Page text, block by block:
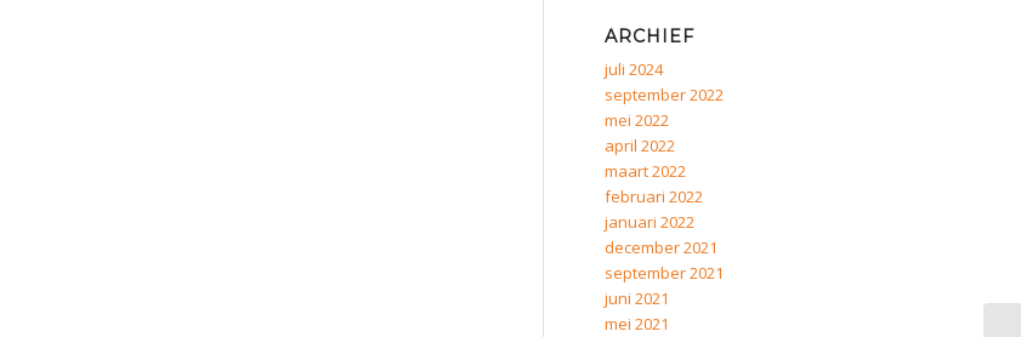
ARCHIEF
juli 2024
september 2022
mei 2022
april 2022
maart 2022
februari 2022
januari 2022
december 2021
september 2021
juni 2021
mei 2021